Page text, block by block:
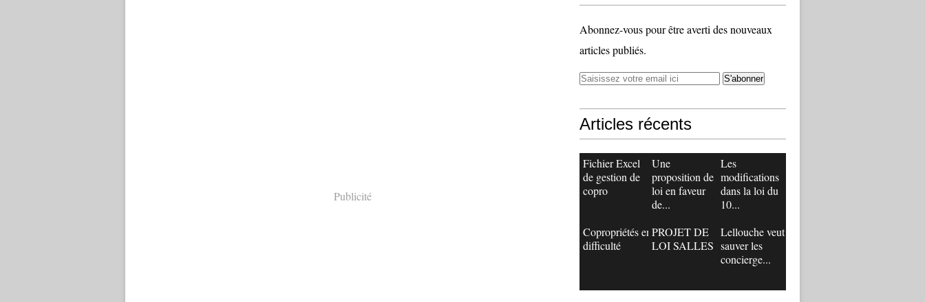
Publicité
Abonnez-vous pour être averti des nouveaux
articles publiés.
Articles récents
Fichier Excel
de gestion de
copro
Une
proposition de
loi en faveur
de...
Les
modifications
dans la loi du
10...
Copropriétés en
difficulté
PROJET DE
LOI SALLES
Lellouche veut
sauver les
concierge...